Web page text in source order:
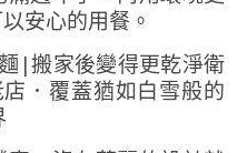
安心的用餐。